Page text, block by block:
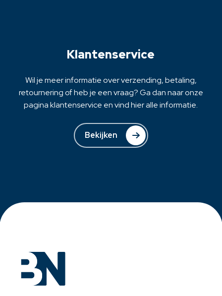
productpagina
Klantenservice
Wil je meer informatie over verzending, betaling,
retournering of heb je een vraag? Ga dan naar onze
pagina klantenservice en vind hier alle informatie.
Bekijken